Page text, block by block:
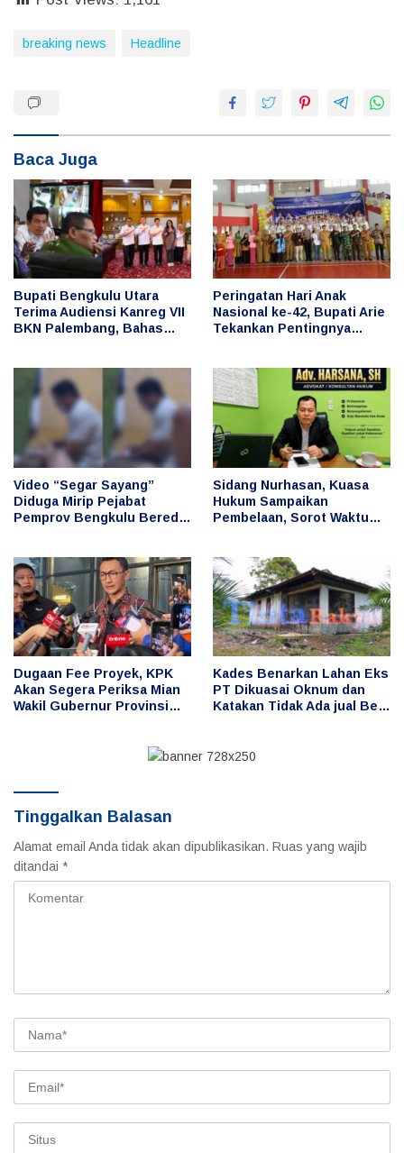
breaking news Headline
Baca Juga
Bupati Bengkulu Utara
Terima Audiensi Kanreg VII
BKN Palembang, Bahas
Talenta
Peringatan Hari Anak
Nasional ke-42, Bupati Arie
Tekankan Pentingnya
Video “Segar Sayang”
Diduga Mirip Pejabat
Pemprov Bengkulu Beredar
Sidang Nurhasan, Kuasa
Hukum Sampaikan
Pembelaan, Sorot Waktu
Dugaan Fee Proyek, KPK
Akan Segera Periksa Mian
Wakil Gubernur Provinsi
Kades Benarkan Lahan Eks
PT Dikuasai Oknum dan
Katakan Tidak Ada jual Beli
Tinggalkan Balasan
Alamat email Anda tidak akan dipublikasikan. Ruas yang wajib
ditandai *